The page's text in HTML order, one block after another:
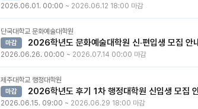
2026.06.01. 00:00 ~ 2026.06.12 18:00 마감
단국대학교 문화예술대학원
마감 2026학년도 문화예술대학원 신·편입생 모집 안
2026.06.26. 00:00 ~ 2026.07.14 00:00 마감
제주대학교 행정대학원
마감 2026학년도 후기 1차 행정대학원 신입생 모집
2026.06.15. 09:00 ~ 2026.06.29 18:00 마감